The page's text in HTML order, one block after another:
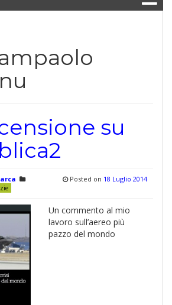
su
Posted on 18 Luglio 2014
Un commento al mio
lavoro sull’aereo più
pazzo del mondo